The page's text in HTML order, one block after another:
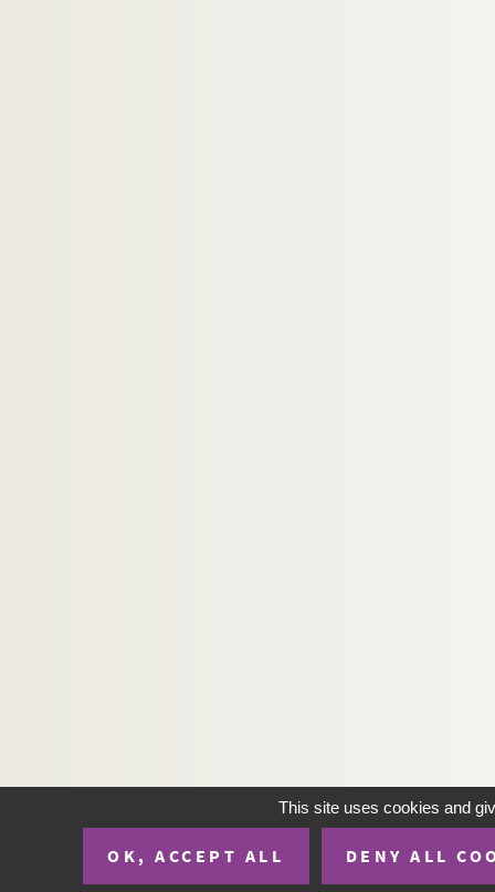
This site uses cookies and
OK, ACCEPT ALL DENY ALL